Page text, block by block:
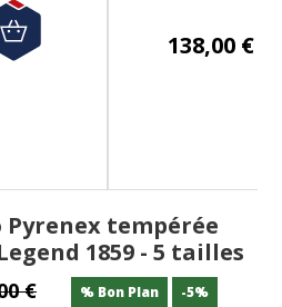
138,00 €
tempérée
1859 - 5 tailles
€ % Bon Plan -5%